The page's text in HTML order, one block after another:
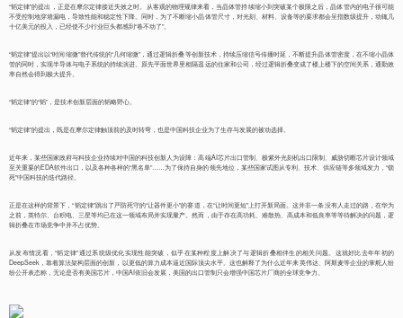
“韬定律”的提出，正是在摩尔定律接近失效之时。从客观的物理规律来看，当晶体管持续缩小到突破某个极限之后，晶体管内的电子很可能
不受控制地穿墙漏电，导致性能和稳定性下降。同时，为了不断缩小晶体管尺寸，对光刻、材料、设备等的要求都会呈指数级提升，动辄几
十亿美元的投入，已经使不少行业巨头都感到“卷不动了”。
“韬定律”提出以“时间缩微”替代传统的“几何缩微”，通过逻辑折叠等创新技术，持续压缩信号传播时延，不断提升晶体管密度，在不缩小晶体
管的同时，实现半导体与电子系统的持续演进。原先平面世界里相隔遥远的住家和公司，经过逻辑折叠变成了楼上楼下的空间关系，通勤效
率自然会得到极大提升。
“韬定律”的“韬”，是技术创新层面的韬略野心。
“韬定律”的提出，既是在摩尔定律触顶前的及时转弯，也是中国科技企业为了生存与发展的被动选择。
近年来，某些国家政府与科技企业持续对中国的科技创新人为设障：高端AI芯片出口管制、极紫外光刻机出口限制、威胁切断芯片设计领域
至关重要的EDA软件出口，以及各种各样的“黑名单”……为了保持自身的领先地位，某些国家试图从专利、技术、供应链等多领域发力，“锁
死”中国科技的迭代路径。
正是在这样的背景下，“韬定律”跳出了严防死守的“让器件更小”的赛道，在“让时间更短”上打开新局面。这并非一条没有人走过的路，在华为
之前，英特尔、台积电、三星等均已在这一领域布局并实现量产。然而，由于存在高功耗、难散热、高成本和低良率等等待解决的问题，逻
辑折叠在市场竞争中并不占优势。
从发布情况看，“韬定律”通过系统级优化实现性能突破，似乎在某种程度上解决了与逻辑折叠相伴生的相关问题。这就好比去年年初的
DeepSeek，靠着算法架构层面的创新，以更低的算力成本逼近国际顶尖水平。这也解释了为什么近年来英伟达、阿斯麦等企业的掌舵人纷
纷公开表态称，无论是否有美国芯片，中国AI依旧会发展，美国的出口管制只会增强中国芯片厂商的全球竞争力。